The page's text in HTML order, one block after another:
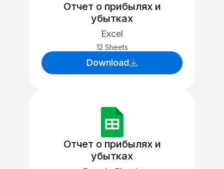
Отчет о прибылях и
убытках
Excel
12 Sheets
Download
Отчет о прибылях и
убытках